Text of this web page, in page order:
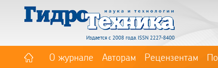
Издается с 2008 года. ISSN 2227-8400
О журнале Авторам Рецензентам